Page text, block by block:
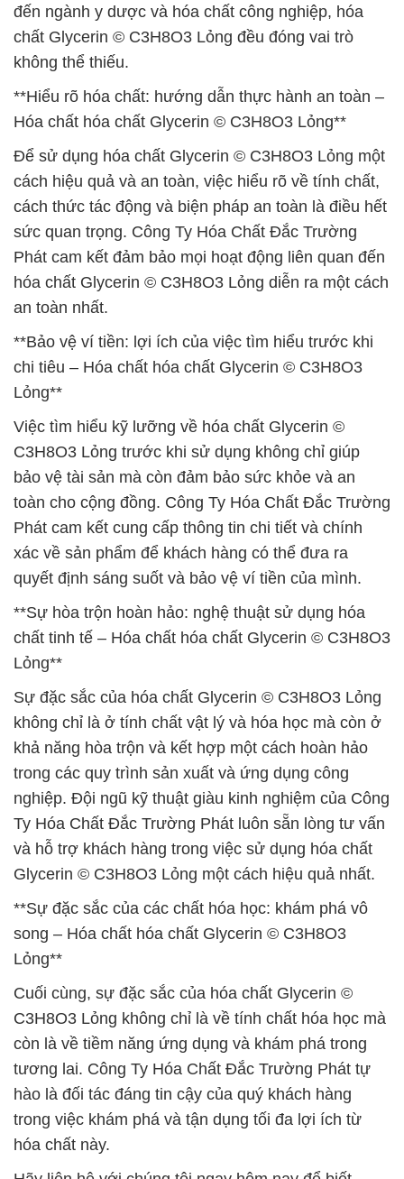
đến ngành y dược và hóa chất công nghiệp, hóa
chất Glycerin © C3H8O3 Lỏng đều đóng vai trò
không thể thiếu.
**Hiểu rõ hóa chất: hướng dẫn thực hành an toàn –
Hóa chất hóa chất Glycerin © C3H8O3 Lỏng**
Để sử dụng hóa chất Glycerin © C3H8O3 Lỏng một
cách hiệu quả và an toàn, việc hiểu rõ về tính chất,
cách thức tác động và biện pháp an toàn là điều hết
sức quan trọng. Công Ty Hóa Chất Đắc Trường
Phát cam kết đảm bảo mọi hoạt động liên quan đến
hóa chất Glycerin © C3H8O3 Lỏng diễn ra một cách
an toàn nhất.
**Bảo vệ ví tiền: lợi ích của việc tìm hiểu trước khi
chi tiêu – Hóa chất hóa chất Glycerin © C3H8O3
Lỏng**
Việc tìm hiểu kỹ lưỡng về hóa chất Glycerin ©
C3H8O3 Lỏng trước khi sử dụng không chỉ giúp
bảo vệ tài sản mà còn đảm bảo sức khỏe và an
toàn cho cộng đồng. Công Ty Hóa Chất Đắc Trường
Phát cam kết cung cấp thông tin chi tiết và chính
xác về sản phẩm để khách hàng có thể đưa ra
quyết định sáng suốt và bảo vệ ví tiền của mình.
**Sự hòa trộn hoàn hảo: nghệ thuật sử dụng hóa
chất tinh tế – Hóa chất hóa chất Glycerin © C3H8O3
Lỏng**
Sự đặc sắc của hóa chất Glycerin © C3H8O3 Lỏng
không chỉ là ở tính chất vật lý và hóa học mà còn ở
khả năng hòa trộn và kết hợp một cách hoàn hảo
trong các quy trình sản xuất và ứng dụng công
nghiệp. Đội ngũ kỹ thuật giàu kinh nghiệm của Công
Ty Hóa Chất Đắc Trường Phát luôn sẵn lòng tư vấn
và hỗ trợ khách hàng trong việc sử dụng hóa chất
Glycerin © C3H8O3 Lỏng một cách hiệu quả nhất.
**Sự đặc sắc của các chất hóa học: khám phá vô
song – Hóa chất hóa chất Glycerin © C3H8O3
Lỏng**
Cuối cùng, sự đặc sắc của hóa chất Glycerin ©
C3H8O3 Lỏng không chỉ là về tính chất hóa học mà
còn là về tiềm năng ứng dụng và khám phá trong
tương lai. Công Ty Hóa Chất Đắc Trường Phát tự
hào là đối tác đáng tin cậy của quý khách hàng
trong việc khám phá và tận dụng tối đa lợi ích từ
hóa chất này.